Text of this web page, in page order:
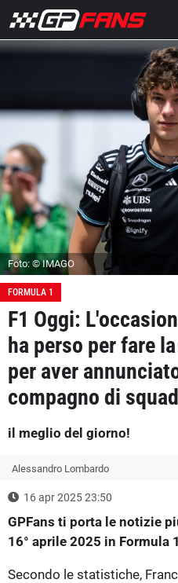
Foto: © IMAGO
FORMULA 1
F1 Oggi:
ha perso per fare
per aver
compagno di
il meglio del giorno!
Alessandro Lombardo
16 apr 2025 23:50
GPFans ti porta le notizie
16° aprile 2025 in Formula
Secondo le statistiche,